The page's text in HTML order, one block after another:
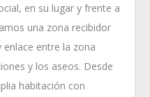
en su lugar y frente a
una zona recibidor
entre la zona
y los aseos. Desde
habitación con